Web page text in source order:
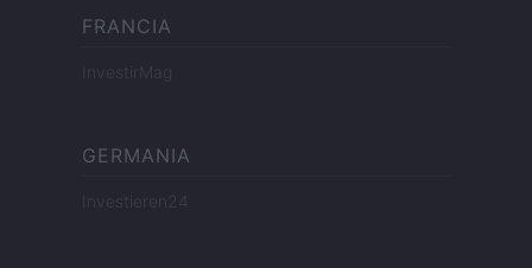
FRANCIA
InvestirMag
GERMANIA
Investieren24